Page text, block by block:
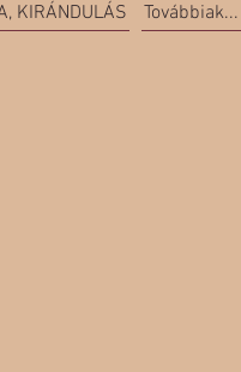
KIRÁNDULÁS Továbbiak...